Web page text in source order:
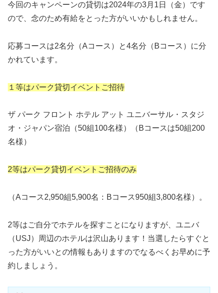
今回のキャンペーンの貸切は2024年の3月1日（金）です
ので、念のため有給をとった方がいいかもしれません。
応募コースは2名分（Aコース）と4名分（Bコース）に分
かれています。
１等はパーク貸切イベントご招待
ザ パーク フロント ホテル アット ユニバーサル・スタジ
オ・ジャパン宿泊（50組100名様）（Bコースは50組200
名様）
2等はパーク貸切イベントご招待のみ
（Aコース2,950組5,900名：Bコース950組3,800名様）。
2等はご自分でホテルを探すことになりますが、ユニバ
（USJ）周辺のホテルは沢山あります！当選したらすぐと
った方がいいとの情報もありますのでなるべくお早めに予
約しましょう。